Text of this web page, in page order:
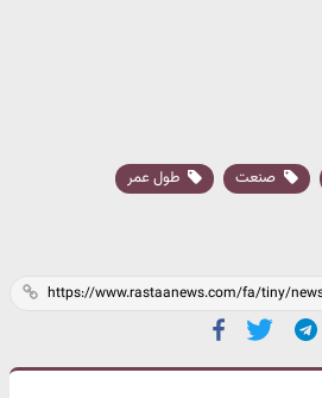
صنعت
طول عمر